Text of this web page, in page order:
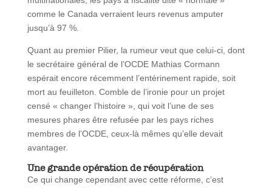
comme le Canada verraient leurs revenus amputer
jusqu’à 97 %.
Quant au premier Pilier, la rumeur veut que celui-ci, dont
le secrétaire général de l’OCDE Mathias Cormann
espérait encore récemment l’entérinement rapide, soit
mort au feuilleton. Comble de l’ironie pour un projet
censé « changer l’histoire », qui voit l’une de ses
mesures phares être refusée par les pays riches
membres de l’OCDE, ceux-là mêmes qu’elle devait
avantager.
Une grande opération de récupération
Ce qui change cependant avec cette réforme, c’est